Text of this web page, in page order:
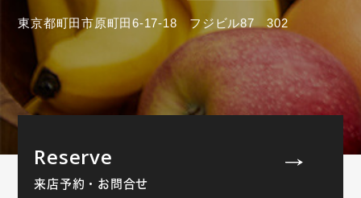
東京都町田市原町田6-17-18 フジビル87 302
Reserve
来店予約・お問合せ